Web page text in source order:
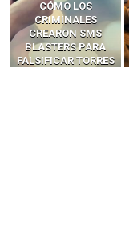
LA BRECHA
INVISIBLE: CÓMO
LOS AGENTES DE IA
SE CONVIRTIERON
EN LA SUPERFICIE